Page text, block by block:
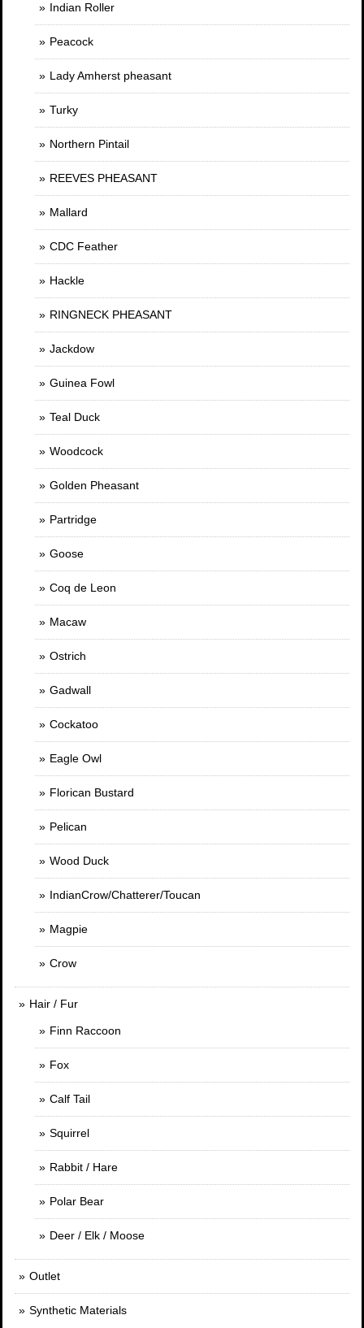
Indian Roller
Peacock
Lady Amherst pheasant
Turky
Northern Pintail
REEVES PHEASANT
Mallard
CDC Feather
Hackle
RINGNECK PHEASANT
Jackdow
Guinea Fowl
Teal Duck
Woodcock
Golden Pheasant
Partridge
Goose
Coq de Leon
Macaw
Ostrich
Gadwall
Cockatoo
Eagle Owl
Florican Bustard
Pelican
Wood Duck
IndianCrow/Chatterer/Toucan
Magpie
Crow
Hair / Fur
Finn Raccoon
Fox
Calf Tail
Squirrel
Rabbit / Hare
Polar Bear
Deer / Elk / Moose
Outlet
Synthetic Materials